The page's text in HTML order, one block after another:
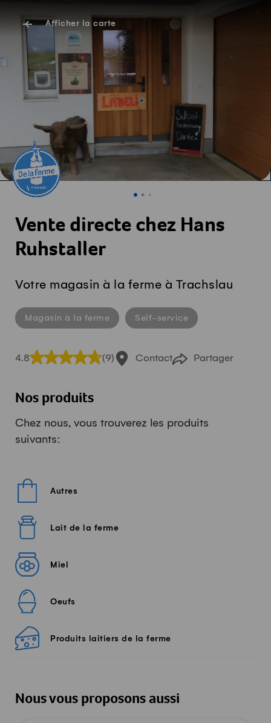
Afficher la carte
Vente directe chez Hans
Ruhstaller
Votre magasin à la ferme à Trachslau
Magasin à la ferme Self-service
4.8 (9) Contact Partager
Nos produits
Chez nous, vous trouverez les produits
suivants:
Autres
Lait de la ferme
Miel
Oeufs
Produits laitiers de la ferme
Nous vous proposons aussi